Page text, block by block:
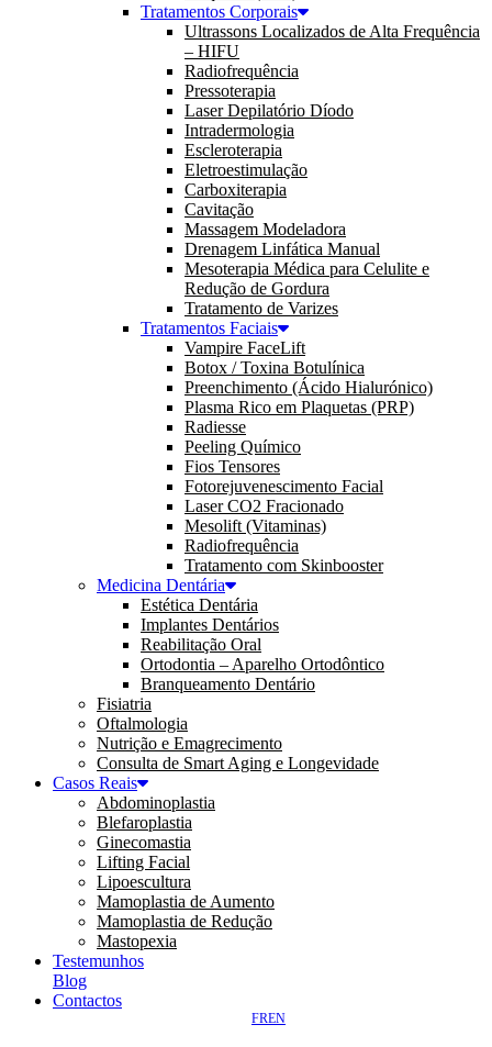
Tratamentos Corporais
Ultrassons Localizados de Alta Frequência
– HIFU
Radiofrequência
Pressoterapia
Laser Depilatório Díodo
Intradermologia
Escleroterapia
Eletroestimulação
Carboxiterapia
Cavitação
Massagem Modeladora
Drenagem Linfática Manual
Mesoterapia Médica para Celulite e
Redução de Gordura
Tratamento de Varizes
Tratamentos Faciais
Vampire FaceLift
Botox / Toxina Botulínica
Preenchimento (Ácido Hialurónico)
Plasma Rico em Plaquetas (PRP)
Radiesse
Peeling Químico
Fios Tensores
Fotorejuvenescimento Facial
Laser CO2 Fracionado
Mesolift (Vitaminas)
Radiofrequência
Tratamento com Skinbooster
Medicina Dentária
Estética Dentária
Implantes Dentários
Reabilitação Oral
Ortodontia – Aparelho Ortodôntico
Branqueamento Dentário
Fisiatria
Oftalmologia
Nutrição e Emagrecimento
Consulta de Smart Aging e Longevidade
Casos Reais
Abdominoplastia
Blefaroplastia
Ginecomastia
Lifting Facial
Lipoescultura
Mamoplastia de Aumento
Mamoplastia de Redução
Mastopexia
Testemunhos
Blog
Contactos
EN
FR